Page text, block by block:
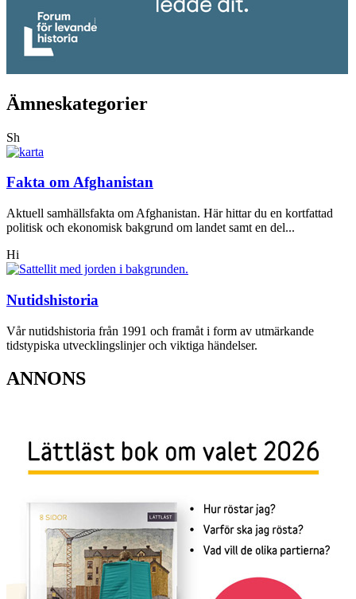
Ämneskategorier
Sh
Fakta om Afghanistan
Aktuell samhällsfakta om Afghanistan. Här hittar du en kortfattad
politisk och ekonomisk bakgrund om landet samt en del...
Hi
Nutidshistoria
Vår nutidshistoria från 1991 och framåt i form av utmärkande
tidstypiska utvecklingslinjer och viktiga händelser.
ANNONS